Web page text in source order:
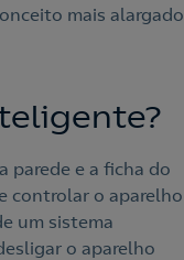
mais alargado
parede e a ficha do
controlar o aparelho
um sistema
o aparelho